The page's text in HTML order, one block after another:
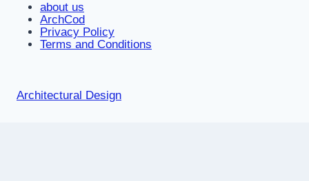
about us
ArchCod
Privacy Policy
Terms and Conditions
Architectural Design